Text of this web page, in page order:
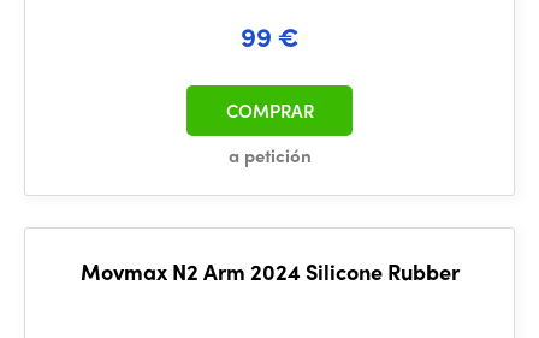
99 €
a petición
COMPRAR
Movmax N2 Arm 2024 Silicone Rubber